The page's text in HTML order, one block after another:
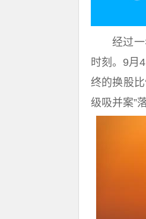
经过
时刻。9月
终的换股
级吸并案”